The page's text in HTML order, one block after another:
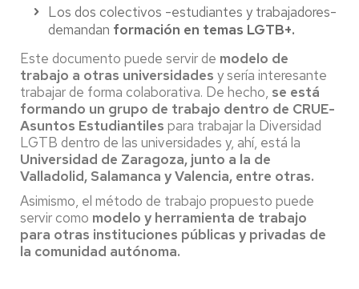
Los dos colectivos -estudiantes y trabajadores-
demandan formación en temas LGTB+.
Este documento puede servir de modelo de
trabajo a otras universidades y sería interesante
trabajar de forma colaborativa. De hecho, se está
formando un grupo de trabajo dentro de CRUE-
Asuntos Estudiantiles para trabajar la Diversidad
LGTB dentro de las universidades y, ahí, está la
Universidad de Zaragoza, junto a la de
Valladolid, Salamanca y Valencia, entre otras.
Asimismo, el método de trabajo propuesto puede
servir como modelo y herramienta de trabajo
para otras instituciones públicas y privadas de
la comunidad autónoma.